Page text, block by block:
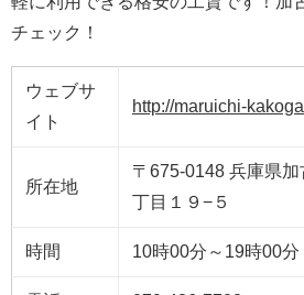
チェック！
ウェブサ
イト
http://maruichi-
所在地
〒675-0148 兵庫県加
丁目１９−５
時間 10時00分～19時00